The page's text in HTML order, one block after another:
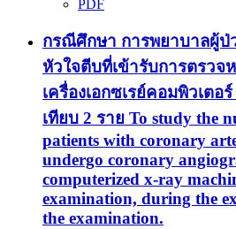
PDF
กรณีศึกษา การพยาบาลผู้ป่
หัวใจตีบที่เข้ารับการตรวจ
เครื่องเอกซเรย์คอมพิวเต
เทียบ 2 ราย To study the
patients with coronary
undergo coronary
computerized x-ray
examination, during the
the examination.